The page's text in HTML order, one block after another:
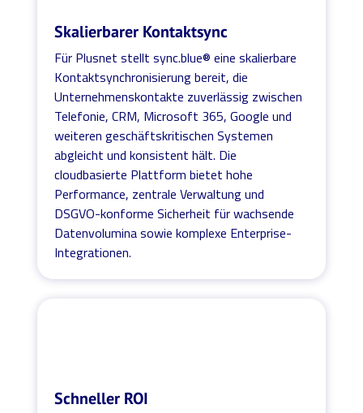
Skalierbarer Kontaktsync
Für Plusnet stellt sync.blue® eine skalierbare
Kontaktsynchronisierung bereit, die
Unternehmenskontakte zuverlässig zwischen
Telefonie, CRM, Microsoft 365, Google und
weiteren geschäftskritischen Systemen
abgleicht und konsistent hält. Die
cloudbasierte Plattform bietet hohe
Performance, zentrale Verwaltung und
DSGVO-konforme Sicherheit für wachsende
Datenvolumina sowie komplexe Enterprise-
Integrationen.
Schneller ROI